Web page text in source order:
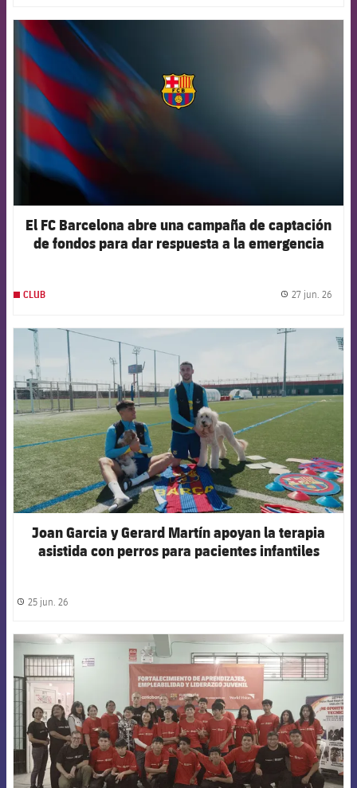
El FC Barcelona abre una campaña de captación
de fondos para dar respuesta a la emergencia
CLUB 27 jun. 26
FCB Barcelona badge
Joan Garcia y Gerard Martín apoyan la terapia
asistida con perros para pacientes infantiles
label.share.clock
25 jun. 26
FCB Barcelona badge